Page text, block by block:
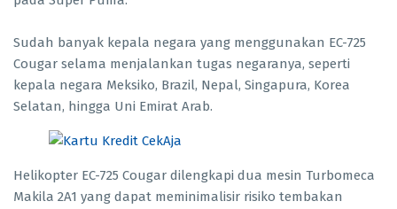
Sudah banyak kepala negara yang menggunakan EC-725
Cougar selama menjalankan tugas negaranya, seperti
kepala negara Meksiko, Brazil, Nepal, Singapura, Korea
Selatan, hingga Uni Emirat Arab.
Helikopter EC-725 Cougar dilengkapi dua mesin Turbomeca
Makila 2A1 yang dapat meminimalisir risiko tembakan